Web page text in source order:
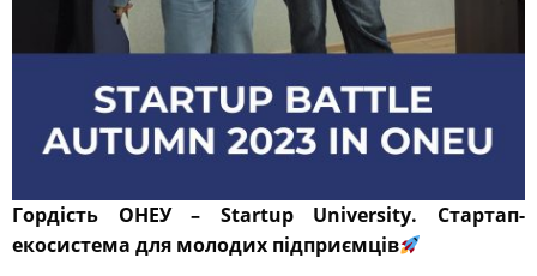
Гордість ОНЕУ – Startup University. Стартап-
екосистема для молодих підприємців